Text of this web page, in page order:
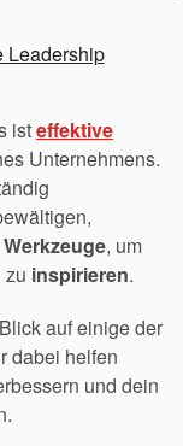
Leadership
isteffektive
Unternehmens.
, um
zu inspirieren.
auf einige der
dabei helfen
und dein